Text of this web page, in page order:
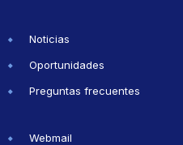
Noticias
Oportunidades
Preguntas frecuentes
Webmail